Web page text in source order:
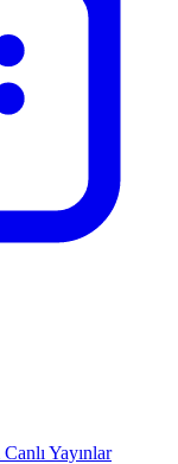
Canlı Yayınlar